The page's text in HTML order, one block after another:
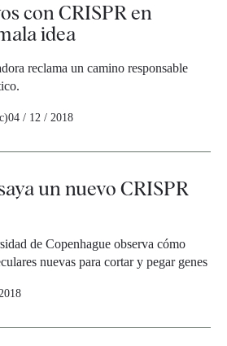
con CRISPR en
idea
reclama un camino responsable
04 / 12 / 2018
un nuevo CRISPR
de Copenhague observa cómo
nuevas para cortar y pegar genes